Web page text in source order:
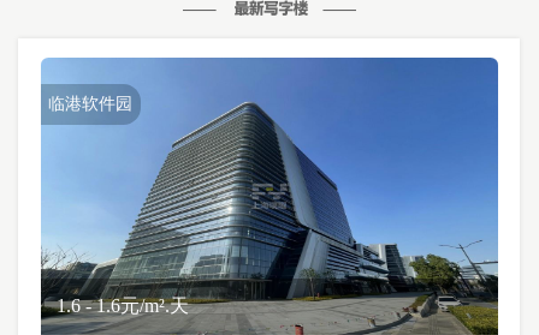
临港软件园
1.6 - 1.6元/m².天